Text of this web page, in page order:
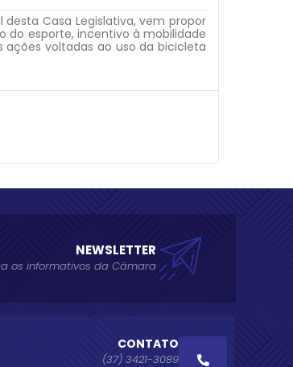
Casa Legislativa, vem propor
do esporte, incentivo à mobilidade
ações voltadas ao uso da bicicleta
CONTATO
(37) 3421-3089
NEWSLETTER
os informativos da Câmara